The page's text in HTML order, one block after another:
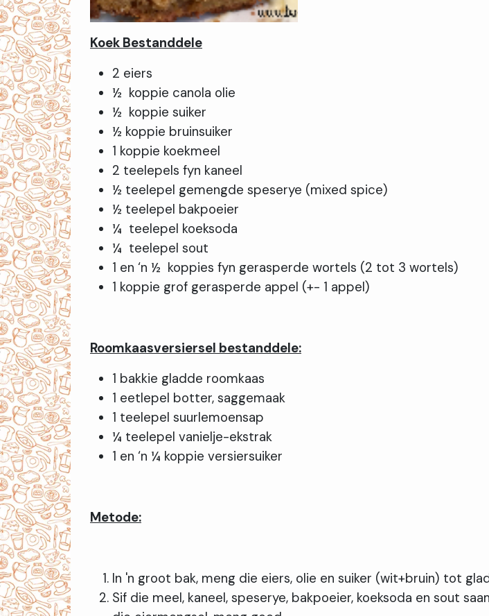
Koek Bestanddele
2 eiers
½ koppie canola olie
½ koppie suiker
½ koppie bruinsuiker
1 koppie koekmeel
2 teelepels fyn kaneel
½ teelepel gemengde speserye (mixed spice)
½ teelepel bakpoeier
¼ teelepel koeksoda
¼ teelepel sout
1 en ‘n ½ koppies fyn gerasperde wortels (2 tot 3 wortels)
1 koppie grof gerasperde appel (+- 1 appel)
Roomkaasversiersel bestanddele:
1 bakkie gladde roomkaas
1 eetlepel botter, saggemaak
1 teelepel suurlemoensap
¼ teelepel vanielje-ekstrak
1 en ‘n ¼ koppie versiersuiker
Metode:
In 'n groot bak, meng die eiers, olie en suiker (wit+bruin) tot
Sif die meel, kaneel, speserye, bakpoeier, koeksoda en sout